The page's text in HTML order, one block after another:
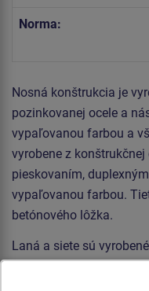
Norma:
Nosná konštrukcia je
pozinkovanej ocele a
vypaľovanou farbou a
vyrobene z konštrukčnej
pieskovaním,
vypaľovanou farbou.
betónového lôžka.
Laná a siete sú